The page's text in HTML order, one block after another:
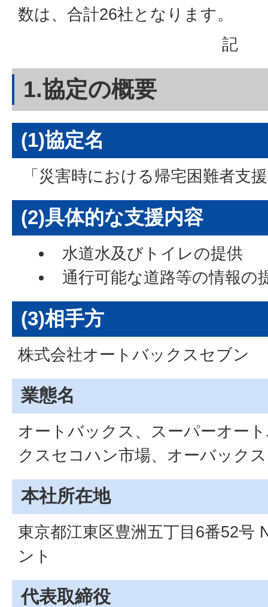
数は、合計26社となります。
記
1.協定の概要
(1)協定名
「災害時における帰宅困難者支
(2)具体的な支援内容
水道水及びトイレの提供
通行可能な道路等の情報の
(3)相手方
株式会社オートバックスセブン
業態名
オートバックス、スーパーオー
クスセコハン市場、オーバック
本社所在地
東京都江東区豊洲五丁目6番52号
ント
代表取締役